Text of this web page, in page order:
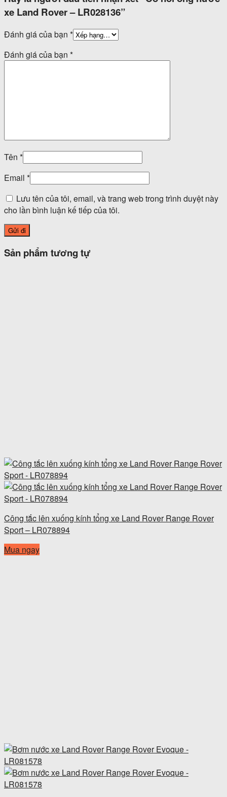
xe Land Rover – LR028136”
Đánh giá của bạn *
Đánh giá của bạn *
Tên *
Email *
Lưu tên của tôi, email, và trang web trong trình duyệt này
cho lần bình luận kế tiếp của tôi.
Sản phẩm tương tự
Công tắc lên xuống kính tổng xe Land Rover Range Rover
Sport – LR078894
Mua ngay